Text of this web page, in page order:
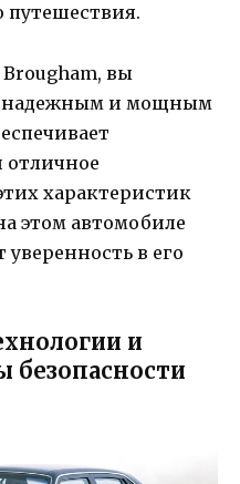
путешествия.
вы
надежным и мощным
отличное
характеристик
этом автомобиле
в его
и
безопасности